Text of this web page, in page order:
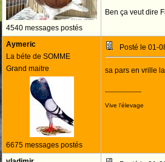
4540 messages postés
Ben ça veut dire
Aymeric
La béte de SOMME
Grand maitre
6675 messages postés
Posté le 01-
sa pars en vrille
--------------------
Vive l'élevage